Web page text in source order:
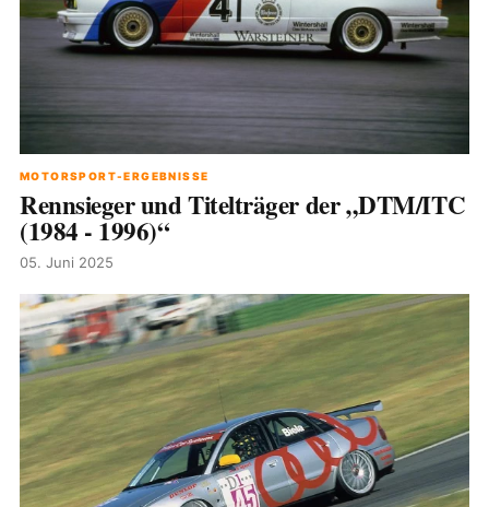
MOTORSPORT-ERGEBNISSE
Rennsieger und Titelträger der „DTM/ITC
(1984 - 1996)“
05. Juni 2025